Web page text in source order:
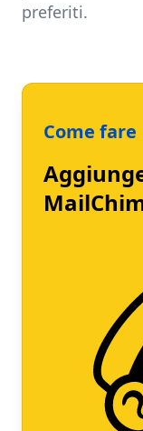
preferiti.
Come fare